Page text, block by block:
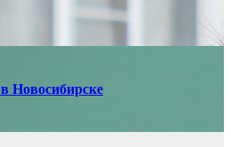
Новосибирске